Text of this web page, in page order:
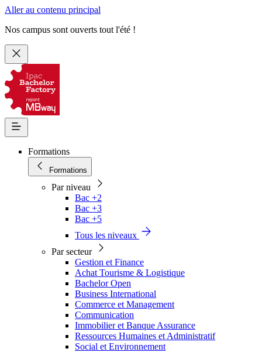
Aller au contenu principal
Nos campus sont ouverts tout l'été !
Formations
Formations
Par niveau
Bac +2
Bac +3
Bac +5
Tous les niveaux
Par secteur
Gestion et Finance
Achat Tourisme & Logistique
Bachelor Open
Business International
Commerce et Management
Communication
Immobilier et Banque Assurance
Ressources Humaines et Administratif
Social et Environnement